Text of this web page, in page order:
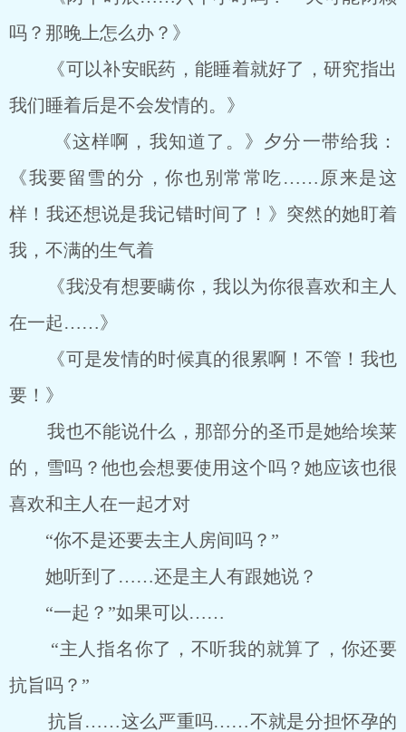
吗？那晚上怎么办？》
《可以补安眠药，能睡着就好了，研究指出
我们睡着后是不会发情的。》
《这样啊，我知道了。》夕分一带给我：
《我要留雪的分，你也别常常吃……原来是这
样！我还想说是我记错时间了！》突然的她盯着
我，不满的生气着
《我没有想要瞒你，我以为你很喜欢和主人
在一起……》
《可是发情的时候真的很累啊！不管！我也
要！》
我也不能说什么，那部分的圣币是她给埃莱
的，雪吗？他也会想要使用这个吗？她应该也很
喜欢和主人在一起才对
“你不是还要去主人房间吗？”
她听到了……还是主人有跟她说？
“一起？”如果可以……
“主人指名你了，不听我的就算了，你还要
抗旨吗？”
抗旨……这么严重吗……不就是分担怀孕的